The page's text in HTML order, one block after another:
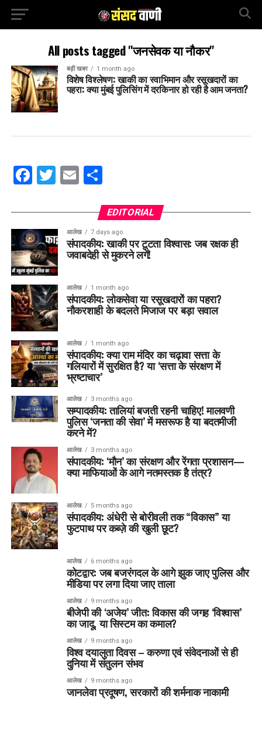
All posts tagged "जनसेवक या नौकर"
बड़ी खबर 1 month ago
विशेष विश्लेषण: खाकी का स्वाभिमान और रसूखदारों का
पहरा: क्या मुंबई पुलिसिंग में दरकिनार हो रही है आम जनता?
Facebook
Twitter
EmailShare
EDITORIAL
आलेख 7 days ago
संपादकीय: खाकी पर टूटता विश्वास: जब रक्षक ही
जवाबदेही से मुकरने लगें!
आलेख 1 month ago
संपादकीय: लोकसेवा या रसूखदारों का पहरा?
नौकरशाही के बदलते मिजाज पर बड़ा सवाल
आलेख 1 month ago
संपादकीय: क्या राम मंदिर का चढ़ावा सत्ता के
गलियारों में सुरक्षित है? या ‘सत्ता के संरक्षण में
भ्रष्टाचार’
आलेख 3 months ago
सम्पादकीय: तालियां बजती रहनी चाहिए! मालवणी
पुलिस ‘जनता की सेवा’ में मसरूफ है या बदतमीजी
करने में?
आलेख 3 months ago
संपादकीय: ‘मौन’ का संरक्षण और रेंगता प्रशासन—
क्या माफियाओं के आगे नतमस्तक है तंत्र?
आलेख 5 months ago
संपादकीय: अंधेरी से बोरीवली तक “विकास” या
फुटपाथ पर कब्ज़े की खुली छूट?
आलेख 6 months ago
कोटद्वार: जब बजरंगदल के आगे झुक जाए पुलिस और
मीडिया पर लगा दिया जाए ताला
आलेख 9 months ago
बीजेपी की ‘अजेय’ जीत: विकास की जगह ‘विश्वास’
का जादू, या सिस्टम का कमाल?
आलेख 9 months ago
विश्व दयालुता दिवस – करुणा एवं संवेदनाओं से ही
दुनिया में संतुलन संभव
आलेख 9 months ago
जानलेवा प्रदूषण, सरकारों की शर्मनाक नाकामी